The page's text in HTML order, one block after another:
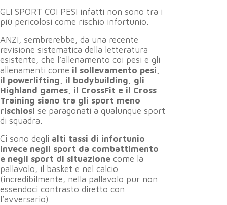
GLI SPORT COI PESI infatti non sono tra i
più pericolosi come rischio infortunio.
ANZI, sembrerebbe, da una recente
revisione sistematica della letteratura
esistente, che l’allenamento coi pesi e gli
allenamenti come il sollevamento pesi,
il powerlifting, il bodybuilding, gli
Highland games, il CrossFit e il Cross
Training siano tra gli sport meno
rischiosi se paragonati a qualunque sport
di squadra.
Ci sono degli alti tassi di infortunio
invece negli sport da combattimento
e negli sport di situazione come la
pallavolo, il basket e nel calcio
(incredibilmente, nella pallavolo pur non
essendoci contrasto diretto con
l’avversario).